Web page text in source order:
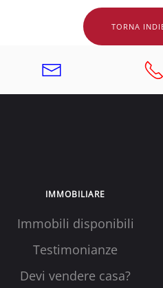
TORNA
IMMOBILIARE
Immobili disponibili
Testimonianze
Devi vendere casa?